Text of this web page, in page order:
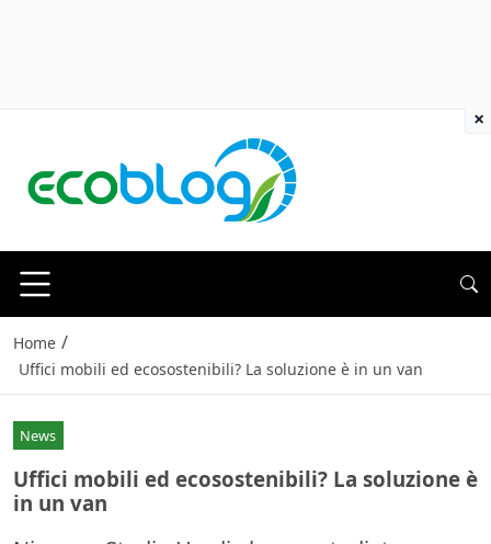
Home /
Uffici mobili ed ecosostenibili? La soluzione è in un van
News
Uffici mobili ed ecosostenibili? La soluzione è
in un van
×